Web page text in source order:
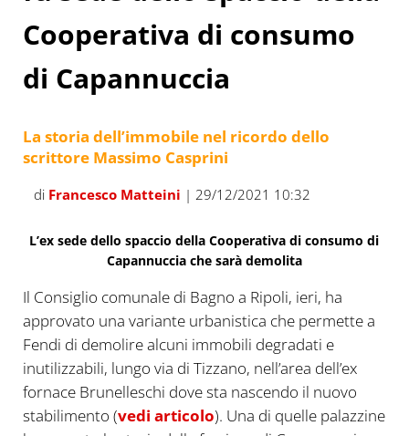
Cooperativa di consumo
di Capannuccia
La storia dell’immobile nel ricordo dello
scrittore Massimo Casprini
di Francesco Matteini | 29/12/2021 10:32
L’ex sede dello spaccio della Cooperativa di consumo di
Capannuccia che sarà demolita
Il Consiglio comunale di Bagno a Ripoli, ieri, ha
approvato una variante urbanistica che permette a
Fendi di demolire alcuni immobili degradati e
inutilizzabili, lungo via di Tizzano, nell’area dell’ex
fornace Brunelleschi dove sta nascendo il nuovo
stabilimento (vedi articolo). Una di quelle palazzine